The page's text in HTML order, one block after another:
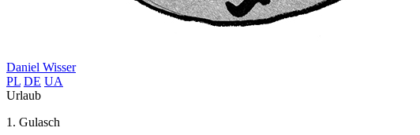
Daniel Wisser
PL DE UA
Urlaub
1. Gulasch